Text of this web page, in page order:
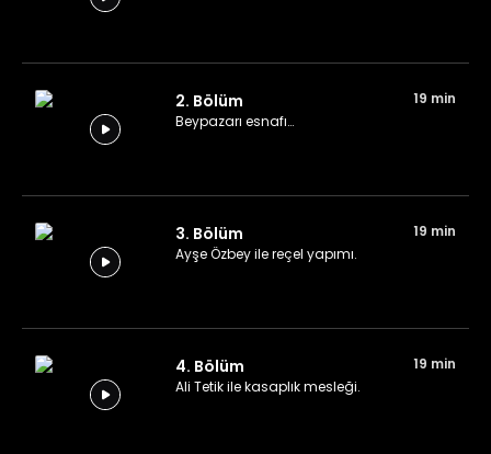
2. Bölüm
19 min
Beypazarı esnafı…
3. Bölüm
19 min
Ayşe Özbey ile reçel yapımı.
4. Bölüm
19 min
Ali Tetik ile kasaplık mesleği.